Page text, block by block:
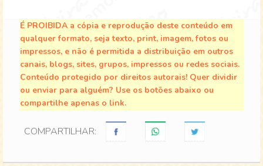
É PROIBIDA a cópia e reprodução deste conteúdo em
qualquer formato, seja texto, print, imagem, fotos ou
impressos, e não é permitida a distribuição em outros
canais, blogs, sites, grupos, impressos ou redes sociais.
Conteúdo protegido por direitos autorais! Quer dividir
ou enviar para alguém? Use os botões abaixo ou
compartilhe apenas o link.
COMPARTILHAR: